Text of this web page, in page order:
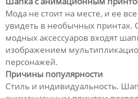
Мода не стоит на месте, и ее
увидеть в необычных принтах.
модных аксессуаров входят
изображением
персонажей.
Причины популярности
Стиль и индивидуальность.